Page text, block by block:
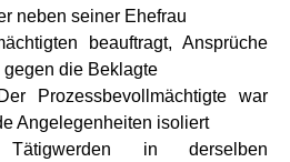
neben seiner Ehefrau
beauftragt, Ansprüche
die Beklagte
Prozessbevollmächtigte war
Angelegenheiten isoliert
in derselben